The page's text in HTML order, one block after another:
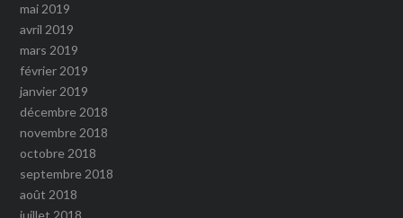
mai 2019
avril 2019
mars 2019
février 2019
janvier 2019
décembre 2018
novembre 2018
octobre 2018
septembre 2018
août 2018
juillet 2018